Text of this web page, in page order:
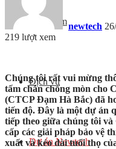
Sản phẩm
Dịch vụ
Dự án Newtech
newtech
219 lượt xem
Chúng tôi rất vui mừng
tấm chắn chống mòn cho
(CTCP Đạm Hà Bắc) đã
tiến độ. Đây là một dự án
tiếp theo giữa chúng tôi
cấp các giải pháp bảo vệ
xuất và kéo dài tuổi thọ